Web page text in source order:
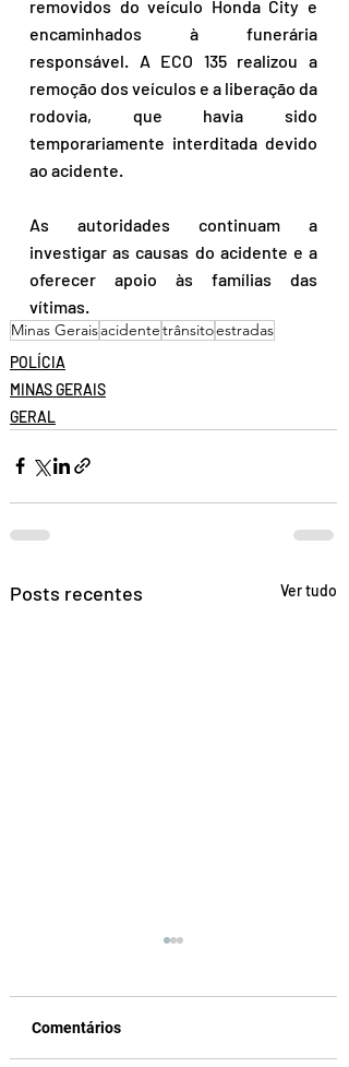
removidos do veículo Honda City e
encaminhados à funerária
responsável. A ECO 135 realizou a
remoção dos veículos e a liberação da
rodovia, que havia sido
temporariamente interditada devido
ao acidente.
As autoridades continuam a
investigar as causas do acidente e a
oferecer apoio às famílias das
vítimas.
Minas Geraisacidentetrânsitoestradas
POLÍCIA
MINAS GERAIS
GERAL
Posts recentes Ver tudo
Comentários